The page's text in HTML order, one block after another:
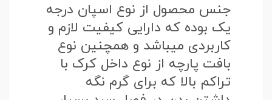
جنس محصول از نوع اسپان درجه
یک بوده که دارایی کیفیت لازم و
کاربردی میباشد و همچنین نوع
بافت پارچه از نوع داخل کرک با
تراکم بالا که برای گرم نگه